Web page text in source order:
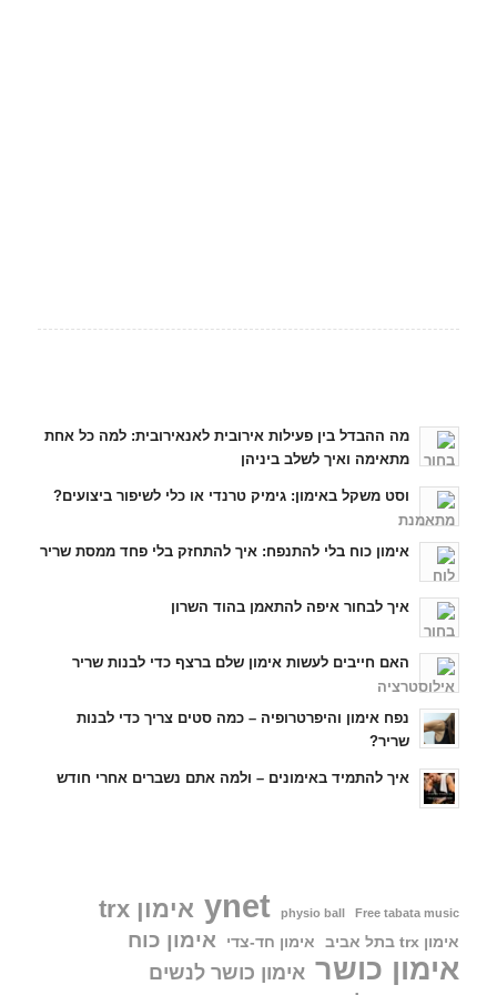
מה ההבדל בין פעילות אירובית לאנאירובית: למה כל אחת
מתאימה ואיך לשלב ביניהן
וסט משקל באימון: גימיק טרנדי או כלי לשיפור ביצועים?
אימון כוח בלי להתנפח: איך להתחזק בלי פחד ממסת שריר
איך לבחור איפה להתאמן בהוד השרון
האם חייבים לעשות אימון שלם ברצף כדי לבנות שריר
נפח אימון והיפרטרופיה – כמה סטים צריך כדי לבנות
שריר?
איך להתמיד באימונים – ולמה אתם נשברים אחרי חודש
Free tabata music
physio ball
ynet אימון trx
אימון trx בתל אביב אימון חד-צדי אימון כוח
אימון כושר אימון כושר לנשים